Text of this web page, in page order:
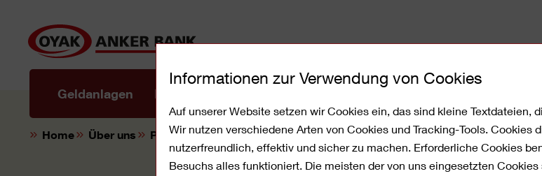
Informationen zur Verwendung von Cookies
Auf unserer Website setzen wir Cookies ein, das sind kleine Textdateien,
Wir nutzen verschiedene Arten von Cookies und Tracking-Tools. Cookies
nutzerfreundlich, effektiv und sicher zu machen. Erforderliche Cookies
Besuchs alles funktioniert. Die meisten der von uns eingesetzten
Inhalt
Geldanlagen Privatkredite
Mobile
Home Über uns Presse 04.10.2017